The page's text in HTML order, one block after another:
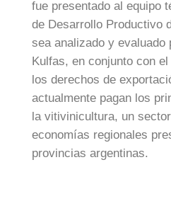
fue presentado al equipo
de Desarrollo Productivo
sea analizado y
Kulfas, en conjunto con
los derechos de
actualmente pagan los
la vitivinicultura, un
economías regionales
provincias argentinas.